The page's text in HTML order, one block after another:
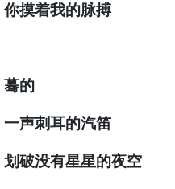
你摸着我的脉搏
蓦的
一声刺耳的汽笛
划破没有星星的夜空